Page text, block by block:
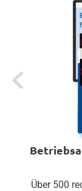
Previous
Über 500